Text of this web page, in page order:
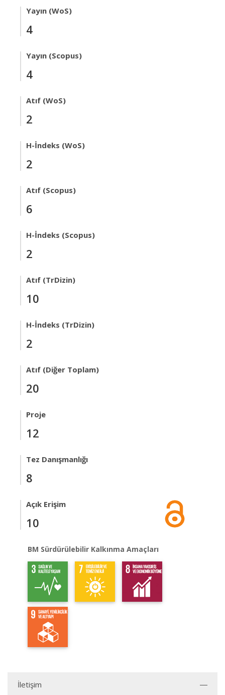
Yayın (WoS)
4
Yayın (Scopus)
4
Atıf (WoS)
2
H-İndeks (WoS)
2
Atıf (Scopus)
6
H-İndeks (Scopus)
2
Atıf (TrDizin)
10
H-İndeks (TrDizin)
2
Atıf (Diğer Toplam)
20
Proje
12
Tez Danışmanlığı
8
Açık Erişim
10
BM Sürdürülebilir Kalkınma Amaçları
İletişim